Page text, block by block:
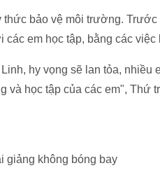
bảo vệ môi trường.
em học tập, bằng các việc
hy vọng sẽ lan tỏa, nhiều
và học tập của các em", Thứ
giảng không bóng bay